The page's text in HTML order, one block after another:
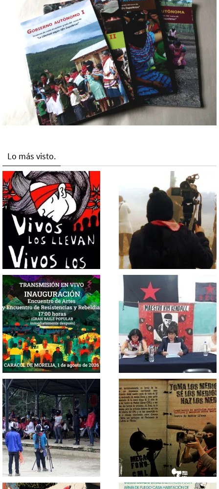
Lo más visto.